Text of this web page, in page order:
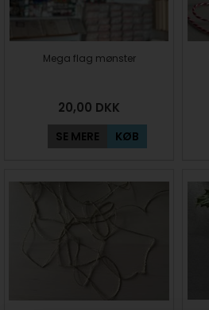
Mega flag mønster
20,00 DKK
SE MERE KØB